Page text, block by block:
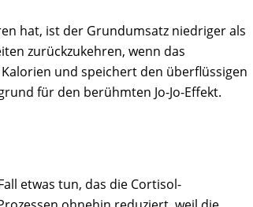
hat, ist der Grundumsatz niedriger als
zurückzukehren, wenn das
und speichert den überflüssigen
für den berühmten Jo-Jo-Effekt.
etwas tun, das die Cortisol-